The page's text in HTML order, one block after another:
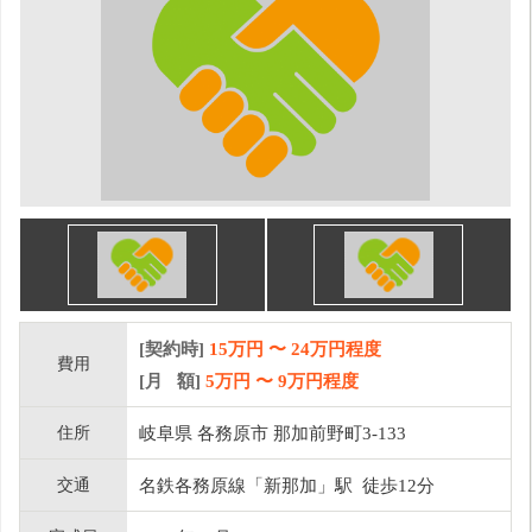
費用
[契約時] 15万円 〜 24万円程度
[月 額] 5万円 〜 9万円程度
住所 岐阜県 各務原市 那加前野町3-133
交通 名鉄各務原線「新那加」駅 徒歩12分